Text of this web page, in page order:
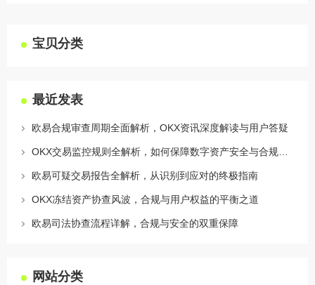
宝贝分类
最近发表
欧易合规审查周期全面解析，OKX资讯深度解读与用户答疑
欧易可疑交易报告全解析，从识别到应对的终极指南
OKX冻结资产协查风波，合规与用户权益的平衡之道
欧易司法协查流程详解，合规与安全的双重保障
网站分类